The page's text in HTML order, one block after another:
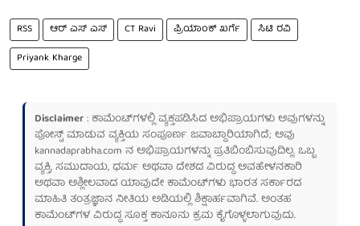
RSS ಆರ್ ಎಸ್ ಎಸ್ CT Ravi ಪ್ರಿಯಾಂಕ್ ಖರ್ಗೆ
ಸಿಟಿ ರವಿ
Priyank Kharge
Disclaimer: ಕಾಮೆಂಟ್‌ಗಳಲ್ಲಿ ವ್ಯಕ್ತಪಡಿಸಿದ ಅಭಿಪ್ರಾಯಗಳು ಅವುಗಳನ್ನು
ಪೋಸ್ಟ್ ಮಾಡುವ ವ್ಯಕ್ತಿಯ ಸಂಪೂರ್ಣ ಜವಾಬ್ದಾರಿಯಾಗಿದೆ; ಅವು
kannadaprabha.com ನ ಅಭಿಪ್ರಾಯಗಳನ್ನು ಪ್ರತಿಬಿಂಬಿಸುವುದಿಲ್ಲ. ಒಬ್ಬ
ವ್ಯಕ್ತಿ, ಸಮುದಾಯ, ಧರ್ಮ ಅಥವಾ ದೇಶದ ವಿರುದ್ಧ ಅವಹೇಳನಕಾರಿ
ಅಥವಾ ಅಶ್ಲೀಲವಾದ ಯಾವುದೇ ಕಾಮೆಂಟ್‌ಗಳು ಭಾರತ ಸರ್ಕಾರದ
ಮಾಹಿತಿ ತಂತ್ರಜ್ಞಾನ ನೀತಿಯ ಅಡಿಯಲ್ಲಿ ಶಿಕ್ಷಾರ್ಹವಾಗಿವೆ. ಅಂತಹ
ಕಾಮೆಂಟ್‌ಗಳ ವಿರುದ್ಧ ಸೂಕ್ತ ಕಾನೂನು ಕ್ರಮ ಕೈಗೊಳ್ಳಲಾಗುವುದು.